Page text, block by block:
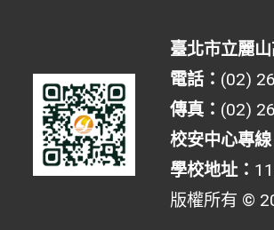
臺北市立麗
電話： (02)
傳真： (02)
校安中心專線
學校地址：
版權所有 ©